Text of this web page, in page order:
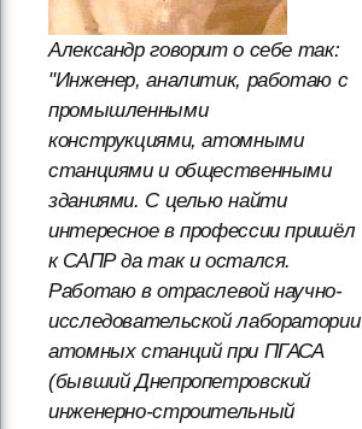
Александр говорит о себе так:
"Инженер, аналитик, работаю с
промышленными
конструкциями, атомными
станциями и общественными
зданиями. С целью найти
интересное в профессии пришёл
к САПР да так и остался.
Работаю в отраслевой научно-
исследовательской лаборатории
атомных станций при ПГАСА
(бывший Днепропетровский
инженерно-строительный